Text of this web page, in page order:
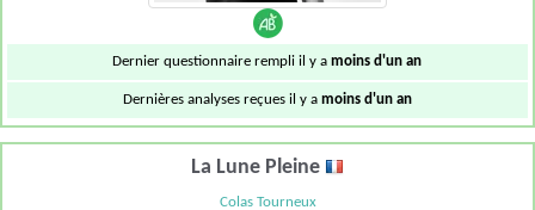
Dernier questionnaire rempli il y amoins d'un an
Dernières analyses reçues il y a moins d'un an
La Lune Pleine
Colas Tourneux